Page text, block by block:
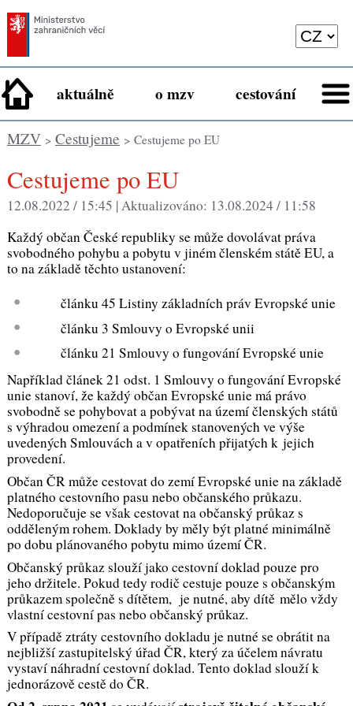
aktuálně o mzv cestování
MZV> Cestujeme > Cestujeme po EU
Cestujeme po EU
12.08.2022 / 15:45 |Aktualizováno: 13.08.2024 / 11:58
Každý občan České republiky se může dovolávat práva
svobodného pohybu a pobytu v jiném členském státě EU, a
to na základě těchto ustanovení:
článku 45 Listiny základních práv Evropské unie
článku 3 Smlouvy o Evropské unii
článku 21 Smlouvy o fungování Evropské unie
Například článek 21 odst. 1 Smlouvy o fungování Evropské
unie stanoví, že každý občan Evropské unie má právo
svobodně se pohybovat a pobývat na území členských států
s výhradou omezení a podmínek stanovených ve výše
uvedených Smlouvách a v opatřeních přijatých k jejich
provedení.
Občan ČR může cestovat do zemí Evropské unie na základě
platného cestovního pasu nebo občanského průkazu.
Nedoporučuje se však cestovat na občanský průkaz s
odděleným rohem. Doklady by měly být platné minimálně
po dobu plánovaného pobytu mimo území ČR.
Občanský průkaz slouží jako cestovní doklad pouze pro
jeho držitele. Pokud tedy rodič cestuje pouze s občanským
průkazem společně s dítětem, je nutné, aby dítě mělo vždy
vlastní cestovní pas nebo občanský průkaz.
V případě ztráty cestovního dokladu je nutné se obrátit na
nejbližší zastupitelský úřad ČR, který za účelem návratu
vystaví náhradní cestovní doklad. Tento doklad slouží k
jednorázově cestě do ČR.